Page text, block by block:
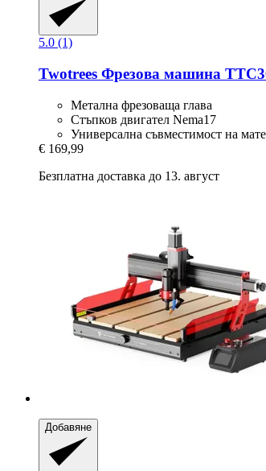
5.0 (1)
Twotrees Фрезова машина
Метална фрезоваща глава
Стъпков двигател Nema17
Универсална съвместимост на
€ 169,99
Безплатна доставка до 13. август
Добавяне